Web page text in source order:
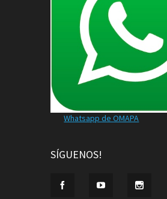
Whatsapp de OMAPA
SÍGUENOS!